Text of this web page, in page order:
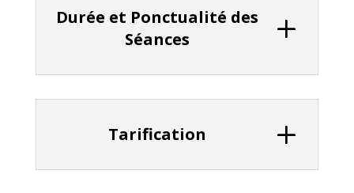
Durée et Ponctualité des
Séances
Tarification